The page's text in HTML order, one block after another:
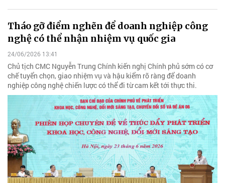
Tháo gỡ điểm nghẽn để doanh nghiệp công
nghệ có thể nhận nhiệm vụ quốc gia
24/06/2026 13:41
Chủ tịch CMC Nguyễn Trung Chính kiến nghị Chính phủ sớm có cơ
chế tuyển chọn, giao nhiệm vụ và hậu kiểm rõ ràng để doanh
nghiệp công nghệ chiến lược có thể đi từ cam kết tới thực thi.